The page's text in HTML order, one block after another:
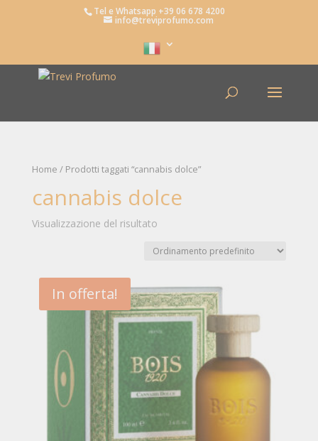
Tel e Whatsapp +39 06 678 4200
info@treviprofumo.com
Home / Prodotti taggati “cannabis dolce”
cannabis dolce
Visualizzazione del risultato
In offerta!